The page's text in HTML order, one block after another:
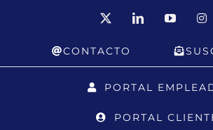
LinkedInYouTube
CONTACTO
PORTAL
PORTAL